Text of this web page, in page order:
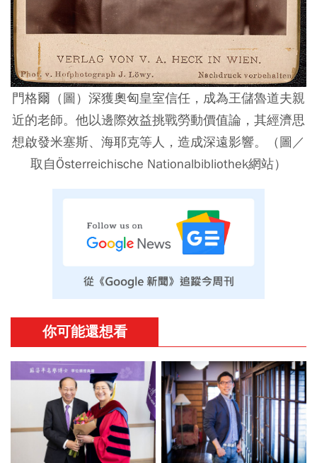
門格爾（圖）深獲奧匈皇室信任，成為王儲魯道夫親
近的老師。他以邊際效益挑戰勞動價值論，其經濟思
想啟發米塞斯、海耶克等人，造成深遠影響。（圖／
取自Österreichische Nationalbibliothek網站）